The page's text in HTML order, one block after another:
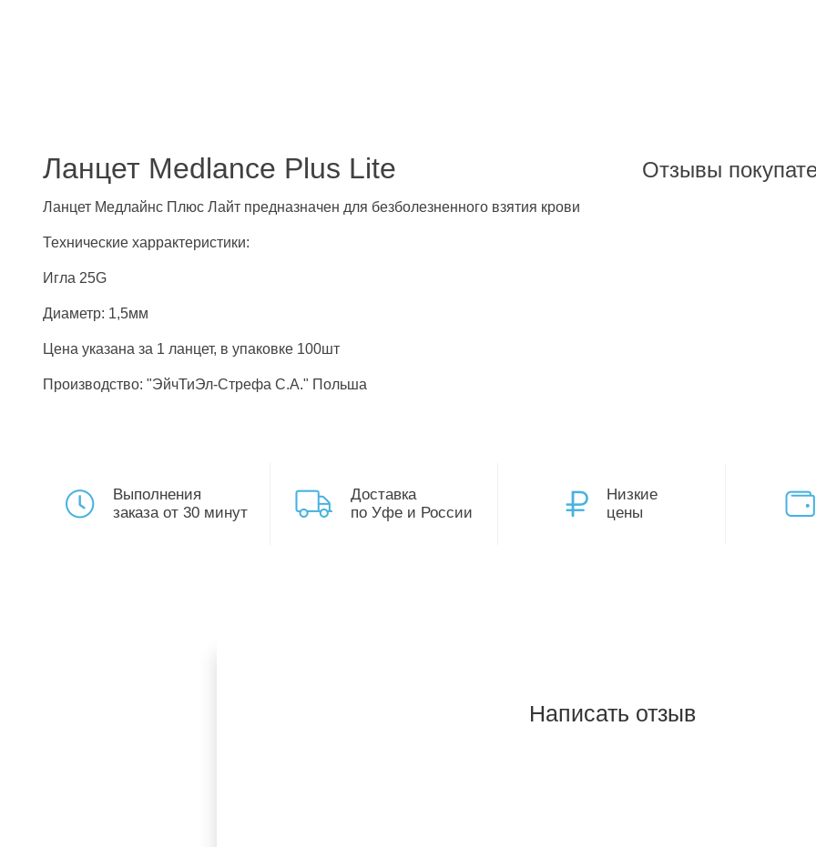
Ланцет Medlance Plus Lite
Ланцет Медлайнс Плюс Лайт предназначен для безболезненного взятия крови
Технические харрактеристики:
Игла 25G
Диаметр: 1,5мм
Цена указана за 1 ланцет, в упаковке 100шт
Производство: "ЭйчТиЭл-Стрефа С.А." Польша
Отзывы
Выполнения
заказа от 30 минут
Доставка
по Уфе и России
Низкие
цены
Написать отзыв